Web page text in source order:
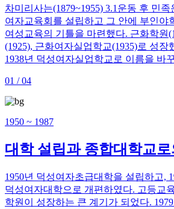
차미리사는(1879~1955) 3.1운동 후 민
여자교육회를 설립하고 그 안에 부인야
여성교육의 기틀을 마련했다. 근화학원
(1925), 근화여자실업학교(1935)로 성장
1938년 덕성여자실업학교로 이름을 바
01 / 04
1950 ~ 1987
대학 설립과 종합대학교
1950년 덕성여자초급대학을 설립하고,
덕성여자대학으로 개편하였다. 고등교
학원이 성장하는 큰 계기가 되었다.